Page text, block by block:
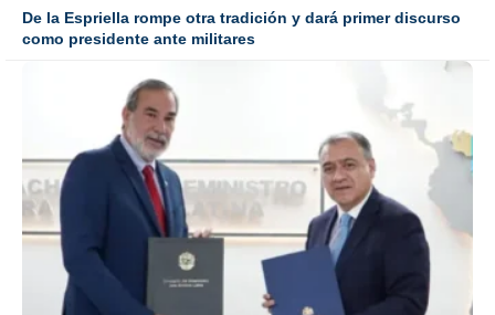
De la Espriella rompe otra tradición y dará primer discurso
como presidente ante militares